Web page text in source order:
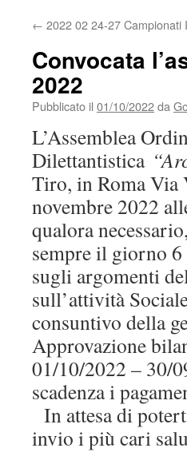
← 2022 02 24-27 Campionati
Convocata
2022
Pubblicato il 01/10/2022da
L’Assemblea
Dilettantistica
Tiro, in Roma Via
novembre 2022
qualora
sempre il giorno 6
sugli argomenti
sull’attività
consuntivo della
Approvazione
01/10/2022 – 30/
scadenza i
In attesa di
invio i più cari